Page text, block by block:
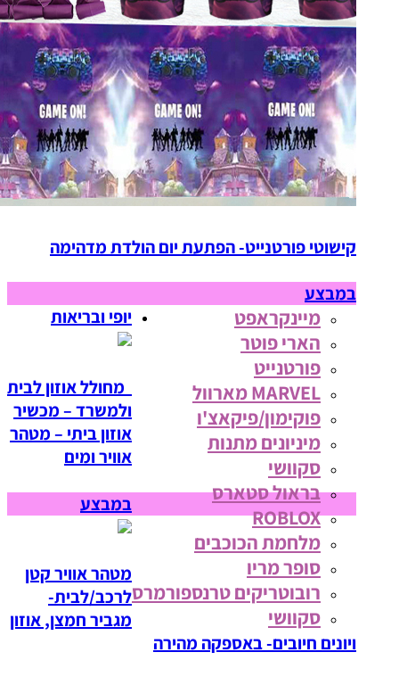
קישוטי פורטנייט- הפתעת יום הולדת מדהימה
במבצע
מיינקראפט
הארי פוטר
פורטנייט
MARVEL מארוול
פוקימון/פיקאצ'ו
מיניונים מתנות
סקוושי
בראול סטארס
ROBLOX
מלחמת הכוכבים
סופר מריו
רובוטריקים טרנספורמרס
סקוושי
יופי ובריאות
מחולל אוזון לבית
ולמשרד – מכשיר
אוזון ביתי – מטהר
אוויר ומים
במבצע
מטהר אוויר קטן
לרכב/לבית-
מגביר חמצן, אוזון
ויונים חיובים- באספקה מהירה